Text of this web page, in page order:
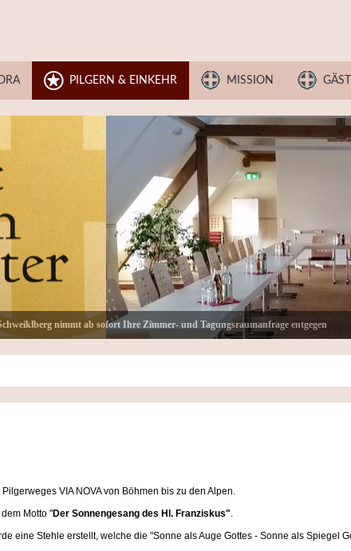
PILGERN & EINKEHR MISSION
nimmt ab sofort Ihre Zimmer- und Tagungsraumanfrage entgegen
VIA NOVA von Böhmen bis zu den Alpen.
Motto "Der Sonnengesang des Hl. Franziskus"
eine Stehle erstellt, welche die "Sonne als Auge Gottes - Sonne als Spiegel